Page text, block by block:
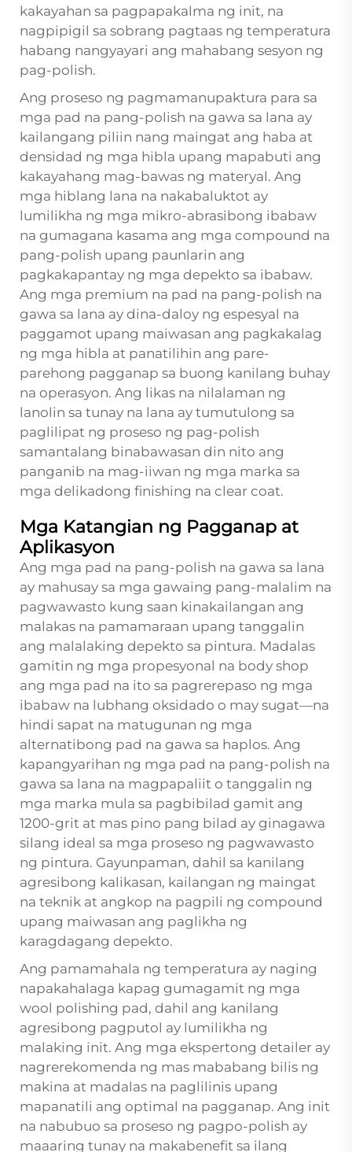
kakayahan sa pagpapakalma ng init, na
nagpipigil sa sobrang pagtaas ng temperatura
habang nangyayari ang mahabang sesyon ng
pag-polish.
Ang proseso ng pagmamanupaktura para sa
mga pad na pang-polish na gawa sa lana ay
kailangang piliin nang maingat ang haba at
densidad ng mga hibla upang mapabuti ang
kakayahang mag-bawas ng materyal. Ang
mga hiblang lana na nakabaluktot ay
lumilikha ng mga mikro-abrasibong ibabaw
na gumagana kasama ang mga compound na
pang-polish upang paunlarin ang
pagkakapantay ng mga depekto sa ibabaw.
Ang mga premium na pad na pang-polish na
gawa sa lana ay dina-daloy ng espesyal na
paggamot upang maiwasan ang pagkakalag
ng mga hibla at panatilihin ang pare-
parehong pagganap sa buong kanilang buhay
na operasyon. Ang likas na nilalaman ng
lanolin sa tunay na lana ay tumutulong sa
paglilipat ng proseso ng pag-polish
samantalang binabawasan din nito ang
panganib na mag-iiwan ng mga marka sa
mga delikadong finishing na clear coat.
Mga Katangian ng Pagganap at
Aplikasyon
Ang mga pad na pang-polish na gawa sa lana
ay mahusay sa mga gawaing pang-malalim na
pagwawasto kung saan kinakailangan ang
malakas na pamamaraan upang tanggalin
ang malalaking depekto sa pintura. Madalas
gamitin ng mga propesyonal na body shop
ang mga pad na ito sa pagrerepaso ng mga
ibabaw na lubhang oksidado o may sugat—na
hindi sapat na matugunan ng mga
alternatibong pad na gawa sa haplos. Ang
kapangyarihan ng mga pad na pang-polish na
gawa sa lana na magpapaliit o tanggalin ng
mga marka mula sa pagbibilad gamit ang
1200-grit at mas pino pang bilad ay ginagawa
silang ideal sa mga proseso ng pagwawasto
ng pintura. Gayunpaman, dahil sa kanilang
agresibong kalikasan, kailangan ng maingat
na teknik at angkop na pagpili ng compound
upang maiwasan ang paglikha ng
karagdagang depekto.
Ang pamamahala ng temperatura ay naging
napakahalaga kapag gumagamit ng mga
wool polishing pad, dahil ang kanilang
agresibong pagputol ay lumilikha ng
malaking init. Ang mga ekspertong detailer ay
nagrerekomenda ng mas mababang bilis ng
makina at madalas na paglilinis upang
mapanatili ang optimal na pagganap. Ang init
na nabubuo sa proseso ng pagpo-polish ay
maaaring tunay na makabenefit sa ilang